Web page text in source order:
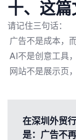
十、这
请记住三句话：
广告不是成本，
AI不是创意工具
网站不是展示页
在深圳外贸
是：广告不